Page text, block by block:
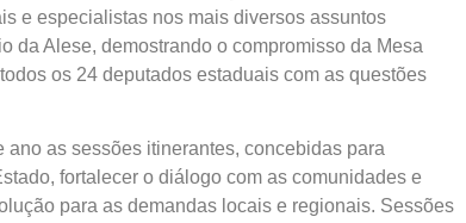
e especialistas nos mais diversos assuntos
da Alese, demostrando o compromisso da Mesa
os 24 deputados estaduais com as questões
as sessões itinerantes, concebidas para
fortalecer o diálogo com as comunidades e
para as demandas locais e regionais. Sessões